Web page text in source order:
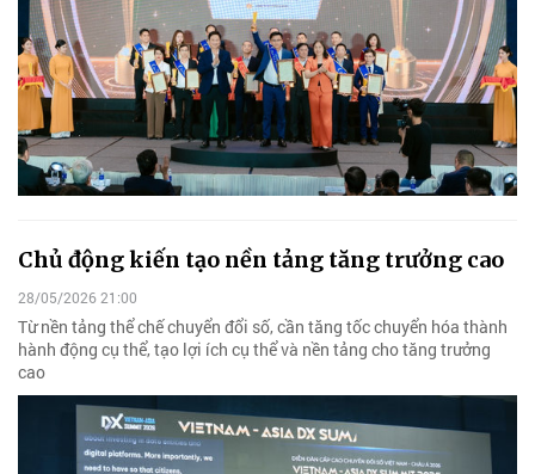
Chủ động kiến tạo nền tảng tăng trưởng cao
28/05/2026 21:00
Từ nền tảng thể chế chuyển đổi số, cần tăng tốc chuyển hóa thành
hành động cụ thể, tạo lợi ích cụ thể và nền tảng cho tăng trưởng
cao